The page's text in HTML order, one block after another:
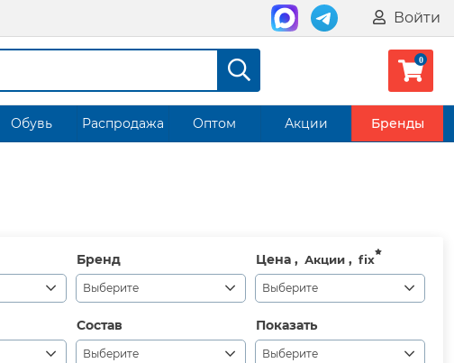
Войти
Обувь Распродажа Оптом Акции Бренды
Бренд
Выберите
Цена , Акции , fix
Выберите
Состав
Выберите
Показать
Выберите